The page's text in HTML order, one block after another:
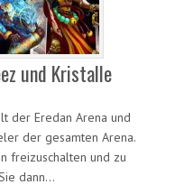
und Kristalle
der Eredan Arena und
der gesamten Arena.
freizuschalten und zu
dann…